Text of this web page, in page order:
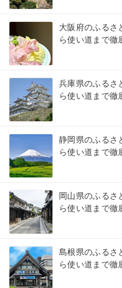
大阪府のふるさ
ら使い道まで徹
兵庫県のふるさ
ら使い道まで徹
静岡県のふるさ
ら使い道まで徹
岡山県のふるさ
ら使い道まで徹
島根県のふるさ
ら使い道まで徹